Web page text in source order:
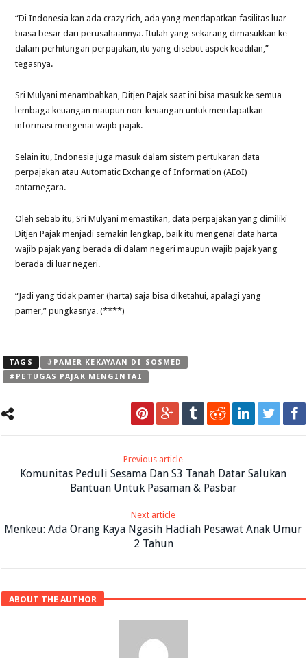
“Di Indonesia kan ada crazy rich, ada yang mendapatkan fasilitas luar
biasa besar dari perusahaannya. Itulah yang sekarang dimasukkan ke
dalam perhitungan perpajakan, itu yang disebut aspek keadilan,”
tegasnya.
Sri Mulyani menambahkan, Ditjen Pajak saat ini bisa masuk ke semua
lembaga keuangan maupun non-keuangan untuk mendapatkan
informasi mengenai wajib pajak.
Selain itu, Indonesia juga masuk dalam sistem pertukaran data
perpajakan atau Automatic Exchange of Information (AEoI)
antarnegara.
Oleh sebab itu, Sri Mulyani memastikan, data perpajakan yang dimiliki
Ditjen Pajak menjadi semakin lengkap, baik itu mengenai data harta
wajib pajak yang berada di dalam negeri maupun wajib pajak yang
berada di luar negeri.
“Jadi yang tidak pamer (harta) saja bisa diketahui, apalagi yang
pamer,” pungkasnya. (****)
TAGS
#PAMER KEKAYAAN DI SOSMED
#PETUGAS PAJAK MENGINTAI
Previous article
Komunitas Peduli Sesama Dan S3 Tanah Datar Salukan
Bantuan Untuk Pasaman & Pasbar
Next article
Menkeu: Ada Orang Kaya Ngasih Hadiah Pesawat Anak Umur
2 Tahun
ABOUT THE AUTHOR